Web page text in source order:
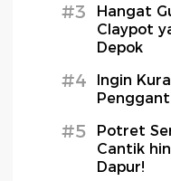
#3
Hangat
Claypot
Depok
#4
Ingin
#5
Potret
Cantik
Dapur!